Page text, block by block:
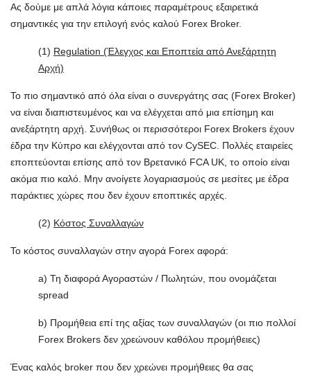
Ας δούμε με απλά λόγια κάποιες παραμέτρους εξαιρετικά
σημαντικές για την επιλογή ενός καλού Forex Broker.
(1) Regulation (Έλεγχος και Εποπτεία από Ανεξάρτητη
Αρχή)
Το πιο σημαντικό από όλα είναι ο συνεργάτης σας (Forex Broker)
να είναι διαπιστευμένος και να ελέγχεται από μια επίσημη και
ανεξάρτητη αρχή. Συνήθως οι περισσότεροι Forex Brokers έχουν
έδρα την Κύπρο και ελέγχονται από τον CySEC. Πολλές εταιρείες
εποπτεύονται επίσης από τον Βρετανικό FCA UK, το οποίο είναι
ακόμα πιο καλό. Μην ανοίγετε λογαριασμούς σε μεσίτες με έδρα
παράκτιες χώρες που δεν έχουν εποπτικές αρχές.
(2) Κόστος Συναλλαγών
Το κόστος συναλλαγών στην αγορά Forex αφορά:
a) Τη διαφορά Αγοραστών / Πωλητών, που ονομάζεται
spread
b) Προμήθεια επί της αξίας των συναλλαγών (οι πιο πολλοί
Forex Brokers δεν χρεώνουν καθόλου προμήθειες)
Ένας καλός broker που δεν χρεώνει προμήθειες θα σας